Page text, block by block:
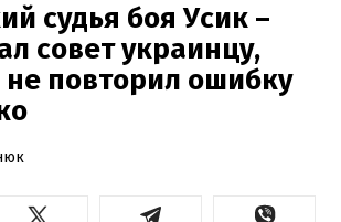
судья боя Усик –
совет украинцу,
повторил ошибку